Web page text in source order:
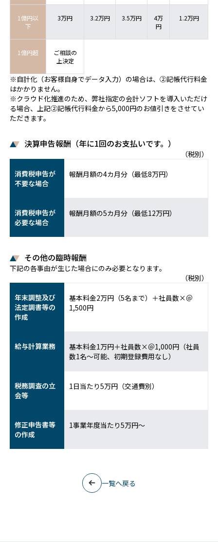
1億円以
下
3万円 3.2万円 3.5万円
4万
円
1.2万円
1億円超
ご相談の
上決定
※自計化（お客様自身でデータ入力）の場合は、②記帳代行料金
はかかりません。
※クラウド化推進のため、弊社指定の会計ソフトを導入いただけ
る場合、上記②記帳代行料金から5,000円のお値引きをさせてい
ただきます。
決算申告報酬（年に1回のお支払いです。）
（税別）
消費税申告が
不要な場合
報酬月額の4カ月分（最低8万円）
消費税申告が
必要な場合
報酬月額の5カ月分（最低12万円）
その他の臨時報酬
下記の各事由が生じた場合にのみ必要となります。
（税別）
年末調整及び
法定調書等の
作成
基本料金2万円（5名まで）＋社員数×＠
1,500円
給与計算業務
基本料金1万円＋社員数×＠1,000円（社員
数1名～可能、初期登録費用なし）
税務調査の立
会等
1日当たり5万円（交通費別）
修正申告書等
の作成
1事業年度当たり5万円～
一覧へ戻る